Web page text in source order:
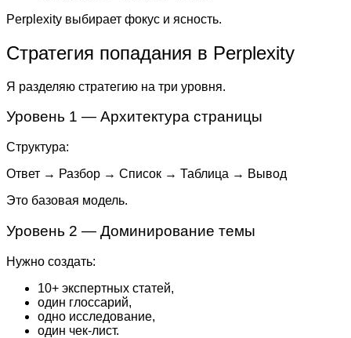
Perplexity выбирает фокус и ясность.
Стратегия попадания в Perplexity
Я разделяю стратегию на три уровня.
Уровень 1 — Архитектура страницы
Структура:
Ответ → Разбор → Список → Таблица → Вывод
Это базовая модель.
Уровень 2 — Доминирование темы
Нужно создать:
10+ экспертных статей,
один глоссарий,
одно исследование,
один чек-лист.